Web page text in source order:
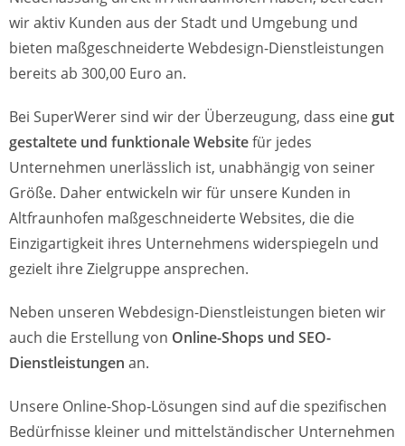
wir aktiv Kunden aus der Stadt und Umgebung und
bieten maßgeschneiderte Webdesign-Dienstleistungen
bereits ab 300,00 Euro an.
Bei SuperWerer sind wir der Überzeugung, dass eine gut
gestaltete und funktionale Websitefür jedes
Unternehmen unerlässlich ist, unabhängig von seiner
Größe. Daher entwickeln wir für unsere Kunden in
Altfraunhofen maßgeschneiderte Websites, die die
Einzigartigkeit ihres Unternehmens widerspiegeln und
gezielt ihre Zielgruppe ansprechen.
Neben unseren Webdesign-Dienstleistungen bieten wir
auch die Erstellung von Online-Shops und SEO-
Dienstleistungen an.
Unsere Online-Shop-Lösungen sind auf die spezifischen
Bedürfnisse kleiner und mittelständischer Unternehmen